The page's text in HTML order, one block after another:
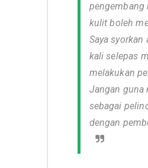
pengembang
kulit boleh
Saya
kali selepas
melakukan
Jangan guna
sebagai
dengan